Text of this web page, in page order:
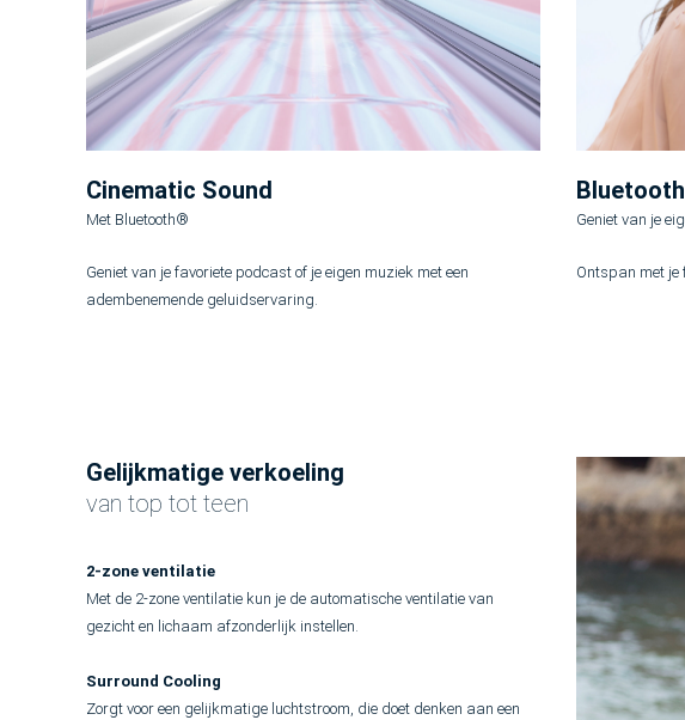
Cinematic Sound
Met Bluetooth®
Geniet van je favoriete podcast of je eigen muziek met een
adembenemende geluidservaring.
Geniet van je
Ontspan met je
Gelijkmatige verkoeling
van top tot teen
2-zone ventilatie
Met de 2-zone ventilatie kun je de automatische ventilatie van
gezicht en lichaam afzonderlijk instellen.
Surround Cooling
Zorgt voor een gelijkmatige luchtstroom, die doet denken aan een